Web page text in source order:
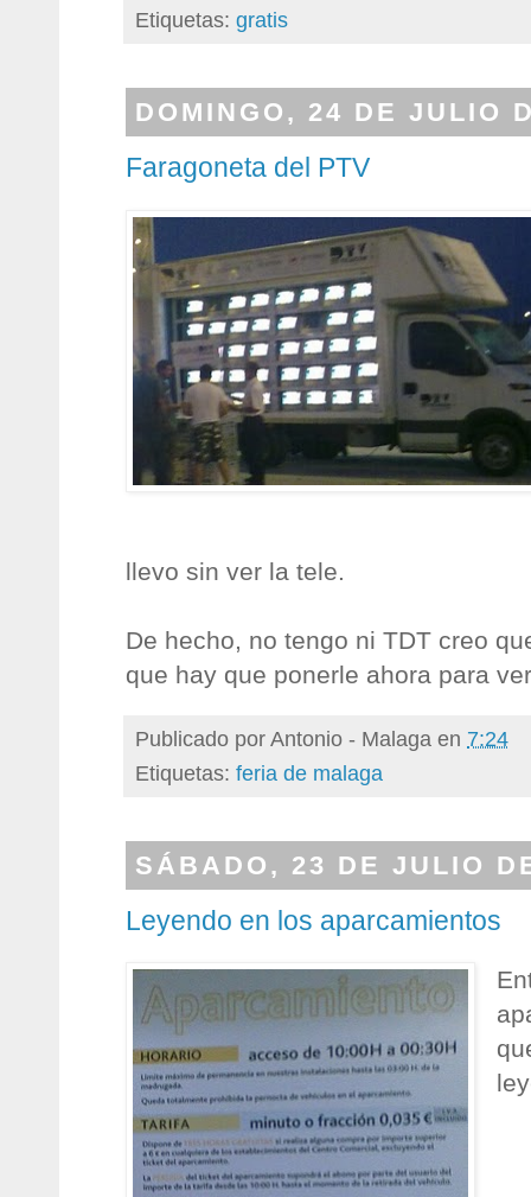
Etiquetas: gratis
DOMINGO, 24 DE JULIO
Faragoneta del PTV
llevo sin ver la tele.
De hecho, no tengo ni TDT creo
que hay que ponerle ahora para
Publicado porAntonio - Malaga en 7:24
Etiquetas: feria de malaga
SÁBADO, 23 DE JULIO
Leyendo en los aparcamientos